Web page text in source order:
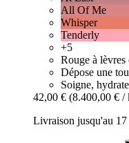
All Of Me
Whisper
Tenderly
+5
Rouge à
Dépose une
Soigne,
42,00 € (8.400,00 € /
Livraison jusqu'au 17